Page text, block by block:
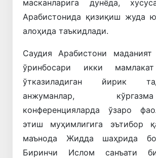
масканларига дунёда,
Арабистонида қизиқиш жуда
алоҳида таъкидлади.
Саудия Арабистони маданият
ўринбосари икки
ўтказиладиган йирик
анжуманлар,
конференцияларда ўзаро
этиш муҳимлигига эътибор
маънода Жидда шаҳрида
Биринчи Ислом санъати